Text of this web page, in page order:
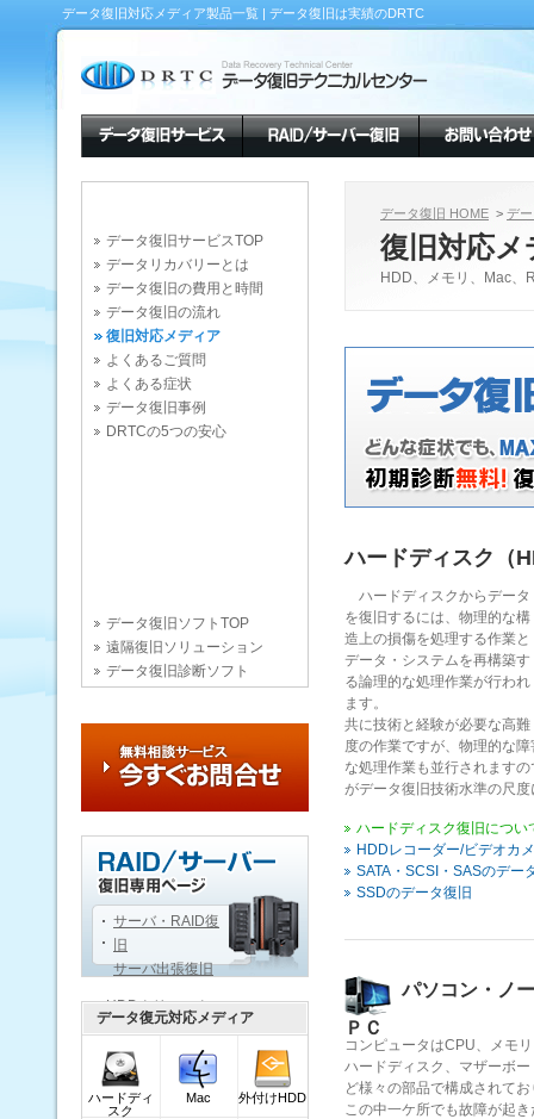
データ復旧対応メディア製品一覧 | データ復旧は実績のDRTC
データ復旧サービスTOP
データリカバリーとは
データ復旧の費用と時間
データ復旧の流れ
復旧対応メディア
よくあるご質問
よくある症状
データ復旧事例
DRTCの5つの安心
データ復旧ソフトTOP
遠隔復旧ソリューション
データ復旧診断ソフト
HDDクリニック
データ復旧用語辞典
データ復旧技術文書
ダウンロード(DOWNLOAD)
業界関連ニュース
データ復旧 HOME > デ
復旧対応メ
HDD、メモリ、Mac、
ハードディスク（
ハードディスクからデータ
を復旧するには、物理的な構
造上の損傷を処理する作業と
データ・システムを再構築す
る論理的な処理作業が行われ
ます。
共に技術と経験が必要な高難
度の作業ですが、物理的な
な処理作業も並行されます
がデータ復旧技術水準の尺
ハードディスク復旧につい
HDDレコーダー/ビデオカ
SATA・SCSI・SASのデー
SSDのデータ復旧
パソコン・ノ
ＰＣ
コンピュータはCPU、メモ
ハードディスク、マザーボー
ど様々の部品で構成されてお
この中一ケ所でも故障が起き
サーバ・RAID復
旧
サーバ出張復旧
データ復元対応メディア
ハードディ
スク
Mac 外付けHDD